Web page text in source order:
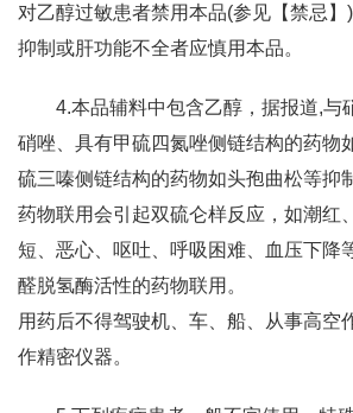
对乙醇过敏患者禁用本品(参见【禁忌
抑制或肝功能不全者应慎用本品。
4.本品辅料中包含乙醇，据报道,与
硝唑、具有甲硫四氮唑侧链结构的药物
硫三嗪侧链结构的药物如头孢曲松等抑
药物联用会引起双硫仑样反应，如潮红
短、恶心、呕吐、呼吸困难、血压下降
醛脱氢酶活性的药物联用。
用药后不得驾驶机、车、船、从事高空
作精密仪器。